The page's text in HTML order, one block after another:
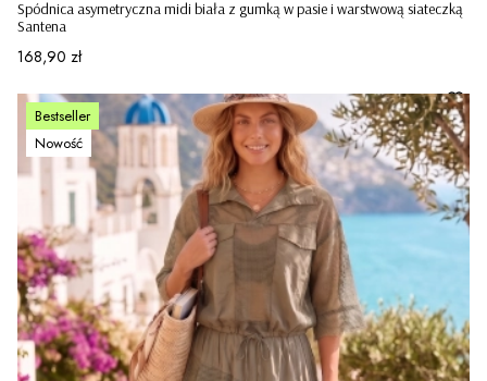
Spódnica asymetryczna midi biała z gumką w pasie i warstwową siateczką
Santena
Cena
168,90 zł
Bestseller
Nowość